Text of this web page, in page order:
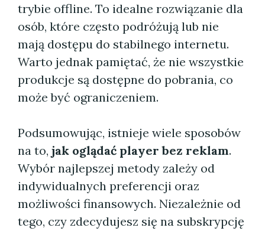
trybie offline. To idealne rozwiązanie dla
osób, które często podróżują lub nie
mają dostępu do stabilnego internetu.
Warto jednak pamiętać, że nie wszystkie
produkcje są dostępne do pobrania, co
może być ograniczeniem.
Podsumowując, istnieje wiele sposobów
na to, jak oglądać player bez reklam.
Wybór najlepszej metody zależy od
indywidualnych preferencji oraz
możliwości finansowych. Niezależnie od
tego, czy zdecydujesz się na subskrypcję